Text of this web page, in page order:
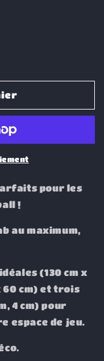
pour les
!
au maximum,
(130 cm x
60 cm) et trois
4 cm) pour
espace de jeu.